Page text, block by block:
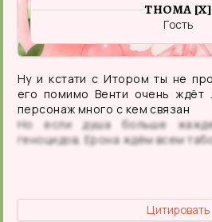
THOMA [X]
Гость
Ну и кстати с Итором ты не
его помимо Венти очень
персонаж много с кем связан
Но если душа больше
геноцидов, Ерона ждём всем
Цитировать